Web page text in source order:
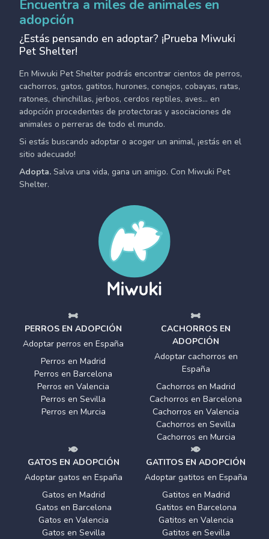
Encuentra a miles de animales en
adopción
¿Estás pensando en adoptar? ¡Prueba Miwuki
Pet Shelter!
En Miwuki Pet Shelter podrás encontrar cientos de perros,
cachorros, gatos, gatitos, hurones, conejos, cobayas, ratas,
ratones, chinchillas, jerbos, cerdos reptiles, aves... en
adopción procedentes de protectoras y asociaciones de
animales o perreras de todo el mundo.
Si estás buscando adoptar o acoger un animal, ¡estás en el
sitio adecuado!
Adopta. Salva una vida, gana un amigo. Con Miwuki Pet
Shelter.
PERROS EN ADOPCIÓN
Adoptar perros en España
Perros en Madrid
Perros en Barcelona
Perros en Valencia
Perros en Sevilla
Perros en Murcia
CACHORROS EN
ADOPCIÓN
Adoptar cachorros en
España
Cachorros en Madrid
Cachorros en Barcelona
Cachorros en Valencia
Cachorros en Sevilla
Cachorros en Murcia
GATOS EN ADOPCIÓN
Adoptar gatos en España
Gatos en Madrid
Gatos en Barcelona
Gatos en Valencia
Gatos en Sevilla
GATITOS EN ADOPCIÓN
Adoptar gatitos en España
Gatitos en Madrid
Gatitos en Barcelona
Gatitos en Valencia
Gatitos en Sevilla